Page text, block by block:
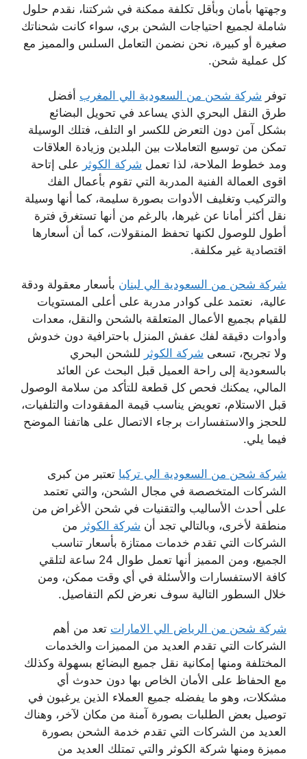
وجهتها بأمان وبأقل تكلفة ممكنة في شركتنا، نقدم حلول
شاملة لجميع احتياجات الشحن بري، سواء كانت شحناتك
صغيرة أو كبيرة، نحن نضمن التعامل السلس والمميز مع
كل عملية شحن.
توفر شركة شحن من السعودية الي المغرب أفضل
طرق النقل البحري الذي يساعد في تحويل البضائع
بشكل آمن دون التعرض للكسر او التلف، فتلك الوسيلة
تمكن من توسيع التعاملات بين البلدين وزيادة العلاقات
ومد خطوط الملاحة، لذا تعمل شركة الكوثر على إتاحة
اقوى العمالة الفنية المدربة التي تقوم بأعمال الفك
والتركيب وتغليف الأدوات بصورة سليمة، كما أنها وسيلة
نقل أكثر أمانا عن غيرها، بالرغم من أنها تستغرق فترة
أطول للوصول لكنها تحفظ المنقولات، كما أن أسعارها
اقتصادية غير مكلفة.
شركة شحن من السعودية الي لبنان بأسعار معقولة ودقة
عالية، نعتمد على كوادر مدربة على أعلى المستويات
للقيام بجميع الأعمال المتعلقة بالشحن والنقل، معدات
وأدوات دقيقة لفك عفش المنزل باحترافية دون خدوش
ولا تجريح، تسعى شركة الكوثر للشحن البحري
بالسعودية إلى راحة العميل قبل البحث عن العائد
المالي، يمكنك فحص كل قطعة للتأكد من سلامة الوصول
قبل الاستلام، تعويض يناسب قيمة المفقودات والتلفيات،
للحجز والاستفسارات برجاء الاتصال على هاتفنا الموضح
فيما يلي.
شركة شحن من السعودية الي تركيا تعتبر من كبرى
الشركات المتخصصة في مجال الشحن، والتي تعتمد
على أحدث الأساليب والتقنيات في شحن الأغراض من
منطقة لأخرى، وبالتالي تجد أن شركة الكوثر من
الشركات التي تقدم خدمات ممتازة بأسعار تناسب
الجميع، ومن المميز أنها تعمل طوال 24 ساعة لتلقي
كافة الاستفسارات والأسئلة في أي وقت ممكن، ومن
خلال السطور التالية سوف نعرض لكم التفاصيل.
شركة شحن من الرياض الي الامارات تعد من أهم
الشركات التي تقدم العديد من المميزات والخدمات
المختلفة ومنها إمكانية نقل جميع البضائع بسهولة وكذلك
مع الحفاظ على الأمان الخاص بها دون حدوث أي
مشكلات، وهو ما يفضله جميع العملاء الذين يرغبون في
توصيل بعض الطلبات بصورة آمنة من مكان لآخر، وهناك
العديد من الشركات التي تقدم خدمة الشحن بصورة
مميزة ومنها شركة الكوثر والتي تمتلك العديد من